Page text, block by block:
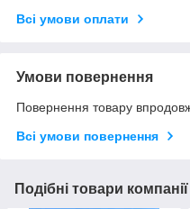
Всі умови оплати
Умови повернення
Повернення товару
Всі умови повернення
Подібні товари компанії